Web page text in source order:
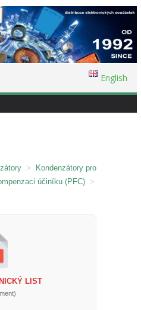
English
>
Kondenzátory pro
účiníku (PFC) >
LIST